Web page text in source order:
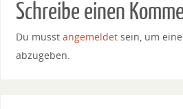
Schreibe einen
Du musst angemeldetsein, um
abzugeben.